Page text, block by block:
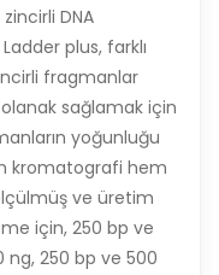
DNA
plus, farklı
fragmanlar
sağlamak için
yoğunluğu
kromatografi hem
ve üretim
için, 250 bp ve
250 bp ve 500